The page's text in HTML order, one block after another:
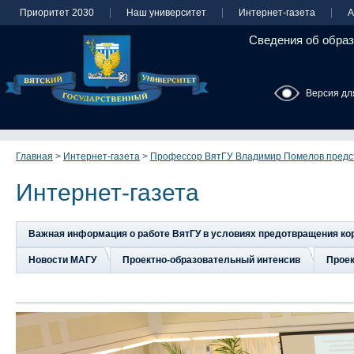
Приоритет 2030 Наш университет Интернет-газета
Сведения об
Версия
Главная > Интернет-газета > Профессор ВятГУ Владимир Помелов
Интернет-газета
Важная информация о работе ВятГУ в условиях предотвращения
Новости МАГУ Проектно-образовательный интенсив